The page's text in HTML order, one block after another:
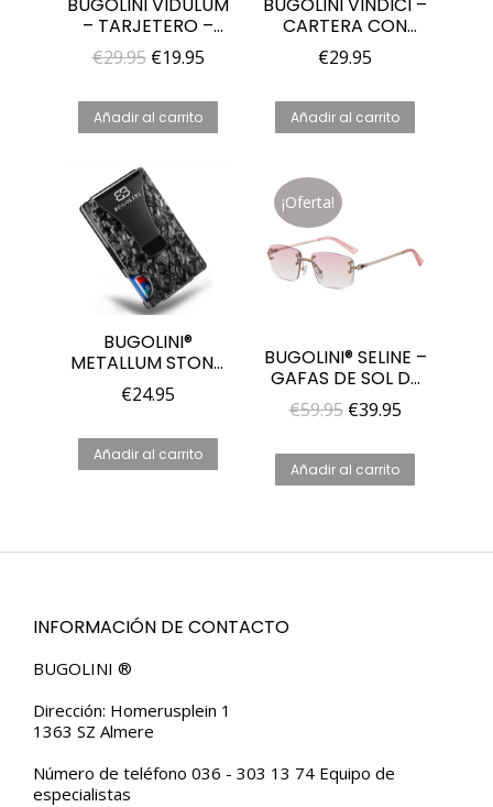
– TARJETERO –
NEGRO – ESTUCHE
METÁLICO –
– CARTERA PARA
HOMBRE Y MUJER
€29.95 El
original
€29.95.
€19.95El
Añadir al carrito
CARTERA CON
CUERO GENUINO Y
PROTECCIÓN RFID
COMPACTA Y
AMPLIADA CON
CREMALLERA
€29.95
Añadir al carrito
BUGOLINI®
METALLUM STONE:
LUJOSO
TARJETERO DE
RFID; CARTERA
COMPACTA PARA
€24.95
Añadir al carrito
¡Oferta!
BUGOLINI® SELINE –
GAFAS DE SOL DE
DISEÑO – UV400 –
DORADO ROSA
€59.95 El
original
€39.95El
Añadir al carrito
INFORMACIÓN DE CONTACTO
BUGOLINI ®
Dirección: Homerusplein 1
1363 SZ Almere
Número de teléfono 036 - 303 13 74 Equipo de
especialistas